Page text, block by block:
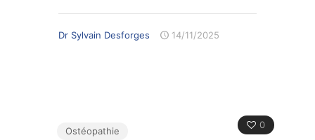
Dr Sylvain Desforges 14/11/2025
0
Ostéopathie